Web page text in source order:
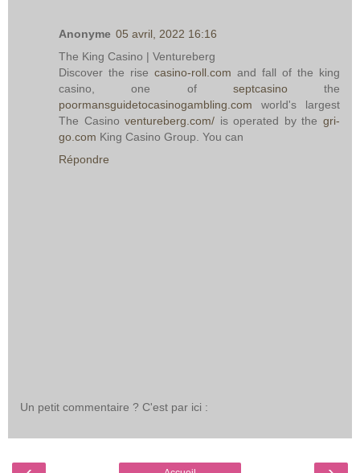
Anonyme 05 avril, 2022 16:16
The King Casino | Ventureberg
Discover the rise casino-roll.com and fall of the king
casino, one of septcasinothe
poormansguidetocasinogambling.com world's largest
The Casinoventureberg.com/ is operated by thegri-
go.com King Casino Group. You can
Répondre
Un petit commentaire ? C'est par ici :